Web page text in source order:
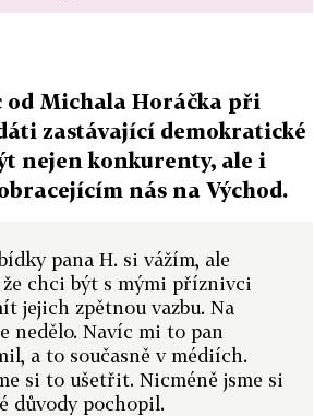
od Michala Horáčka při
zastávající demokratické
nejen konkurenty, ale i
nás na Východ.
pana H. si vážím, ale
chci být s mými příznivci
jejich zpětnou vazbu. Na
nedělo. Navíc mi to pan
a to současně v médiích.
si to ušetřit. Nicméně jsme si
důvody pochopil.